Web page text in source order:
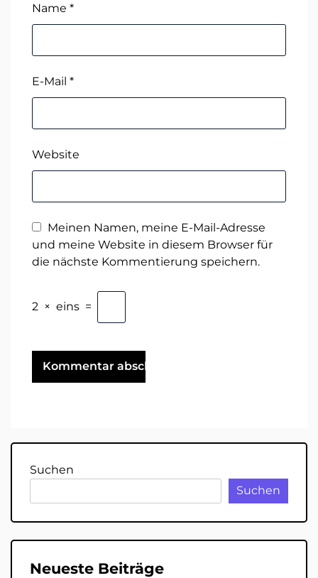
Name *
E-Mail *
Website
Meinen Namen, meine E-Mail-Adresse
und meine Website in diesem Browser für
die nächste Kommentierung speichern.
2 × eins =
Suchen
Suchen
Neueste Beiträge